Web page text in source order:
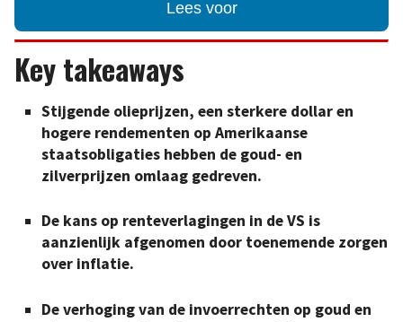
Lees voor
Key takeaways
Stijgende olieprijzen, een sterkere dollar en
hogere rendementen op Amerikaanse
staatsobligaties hebben de goud- en
zilverprijzen omlaag gedreven.
De kans op renteverlagingen in de VS is
aanzienlijk afgenomen door toenemende zorgen
over inflatie.
De verhoging van de invoerrechten op goud en